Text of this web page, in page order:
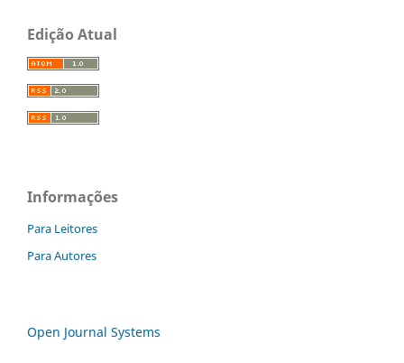
Edição Atual
Informações
Para Leitores
Para Autores
Open Journal Systems